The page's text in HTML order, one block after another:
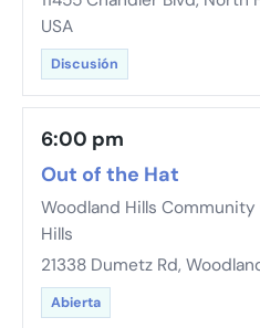
USA
Discusión
6:00 pm
Out of the Hat
Woodland Hills
Hills
21338 Dumetz Rd,
Abierta